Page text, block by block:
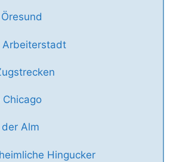
Arbeiterstadt
Chicago
Alm
Hingucker